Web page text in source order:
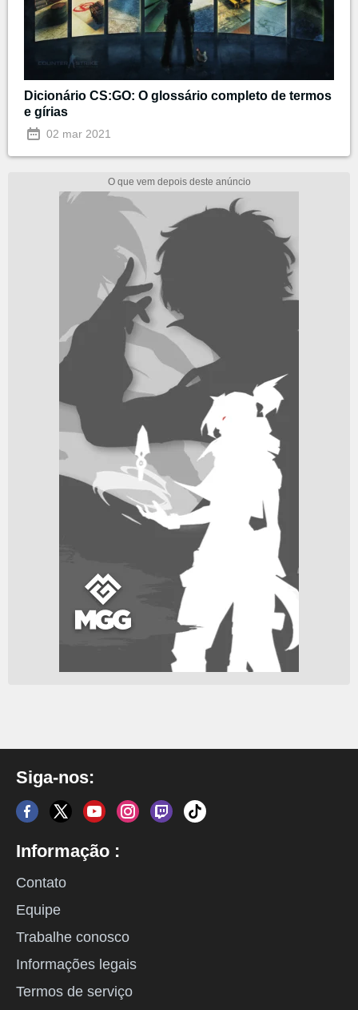
Dicionário CS:GO: O glossário completo de termos
e gírias
02 mar 2021
Siga-nos:
Informação :
Contato
Equipe
Trabalhe conosco
Informações legais
Termos de serviço